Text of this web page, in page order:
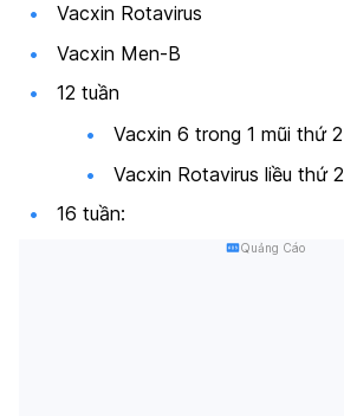
Vacxin Rotavirus
Vacxin Men-B
12 tuần
Vacxin 6 trong 1 mũi thứ 2
Vacxin Rotavirus liều thứ 2
16 tuần:
Quảng Cáo